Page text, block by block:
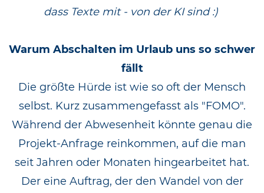
dass Texte mit - von der KI sind :)
Warum Abschalten im Urlaub uns so schwer
fällt
Die größte Hürde ist wie so oft der Mensch
selbst. Kurz zusammengefasst als "FOMO".
Während der Abwesenheit könnte genau die
Projekt-Anfrage reinkommen, auf die man
seit Jahren oder Monaten hingearbeitet hat.
Der eine Auftrag, der den Wandel von der